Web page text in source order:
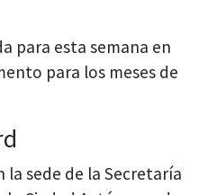
para esta semana en
para los meses de
la sede de la Secretaría